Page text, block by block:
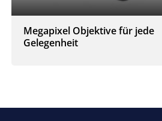
Megapixel Objektive für jede
Gelegenheit